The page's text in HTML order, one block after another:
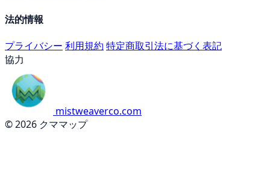
法的情報
プライバシー 利用規約 特定商取引法に基づく表記
協力
mistweaverco.com
© 2026 クママップ